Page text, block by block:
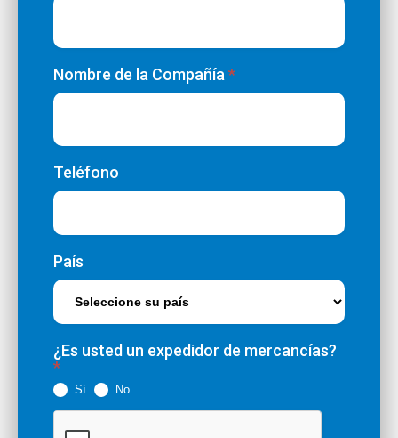
Nombre de la Compañía *
Teléfono
País
¿Es usted un expedidor de mercancías?
*
Sí No